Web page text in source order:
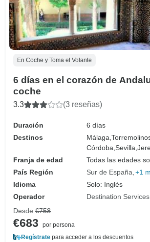
En Coche y Toma el Volante
6 días en el corazón de
coche
3.3 (3 reseñas)
Duración
6 días
Destinos
Málaga,
Córdoba,Sevilla,
Franja de edad
Todas las edades
País Región
Sur de España +1
Idioma
Solo: Inglés
Operador
Destination
Desde €758
€683
por persona
Regístrate para acceder a los descuentos